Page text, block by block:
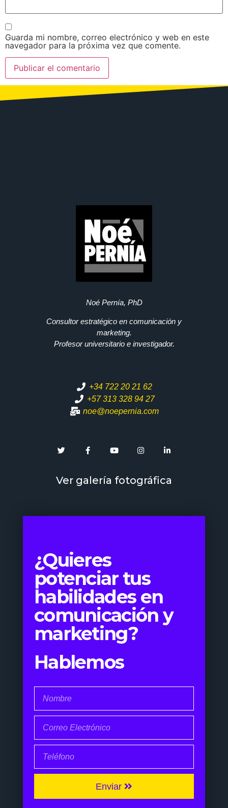
Guarda mi nombre, correo electrónico y web en este
navegador para la próxima vez que comente.
Noé Pernía, PhD
Consultor estratégico en comunicación y
marketing.
Profesor universitario e investigador.
+34 722 20 21 62
+57 313 328 94 27
noe@noepernia.com
Ver galería fotográfica
¿Quieres
potenciar tus
habilidades en
comunicación y
marketing?
Hablemos
Enviar